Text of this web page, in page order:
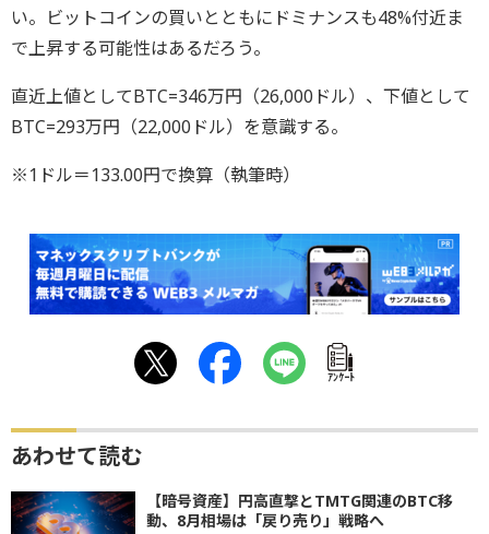
い。ビットコインの買いとともにドミナンスも48%付近ま
で上昇する可能性はあるだろう。
直近上値としてBTC=346万円（26,000ドル）、下値として
BTC=293万円（22,000ドル）を意識する。
※1ドル＝133.00円で換算（執筆時）
ｱﾝｹｰﾄ
あわせて読む
【暗号資産】円高直撃とTMTG関連のBTC移
動、8月相場は「戻り売り」戦略へ